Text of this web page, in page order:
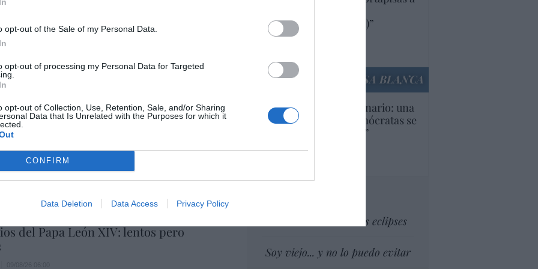
opt-out of the Sale of my Personal Data.
opt-out of processing my Personal Data for Targeted
opt-out of Collection, Use, Retention, Sale, and/or Sharing
Data that Is Unrelated with the Purposes for which it
CONFIRM
Data Deletion Data Access Privacy Policy
de paganismo o tiempos de satanismo?
09/08/26 06:00
y el mediano
08/26 06:00
del Papa León XIV: lentos pero
americanas (y europeas)”
LA CASA BLANCA
EEUU. Inquietante escenario: una
tercera parte de los demócratas se
define como “socialista”
por Ignacio Aguirre
Dios es el señor de los eclipses
Soy viejo... y no lo puedo evitar